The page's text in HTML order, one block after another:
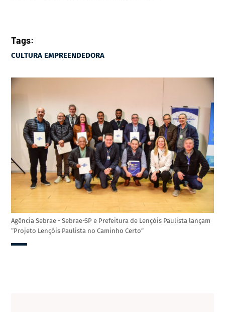
Tags:
CULTURA EMPREENDEDORA
Agência Sebrae - Sebrae-SP e Prefeitura de Lençóis Paulista lançam
“Projeto Lençóis Paulista no Caminho Certo”